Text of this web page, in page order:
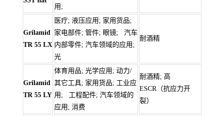
用;
Grilamid
TR 55 LX
医疗; 液压应用; 家用货品;
家电部件; 管件; 眼镜; 汽车
内部零件; 汽车领域的应用;
光
耐酒精
Grilamid
TR 55 LY
体育用品; 光学应用; 动力/
其它工具; 家用货品; 工业应
用; 工程配件; 汽车领域的
应用; 消费
耐酒精; 高
ESCR（抗应力开
裂）